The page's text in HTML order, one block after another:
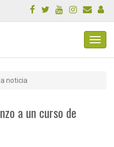
noticia
a un curso de